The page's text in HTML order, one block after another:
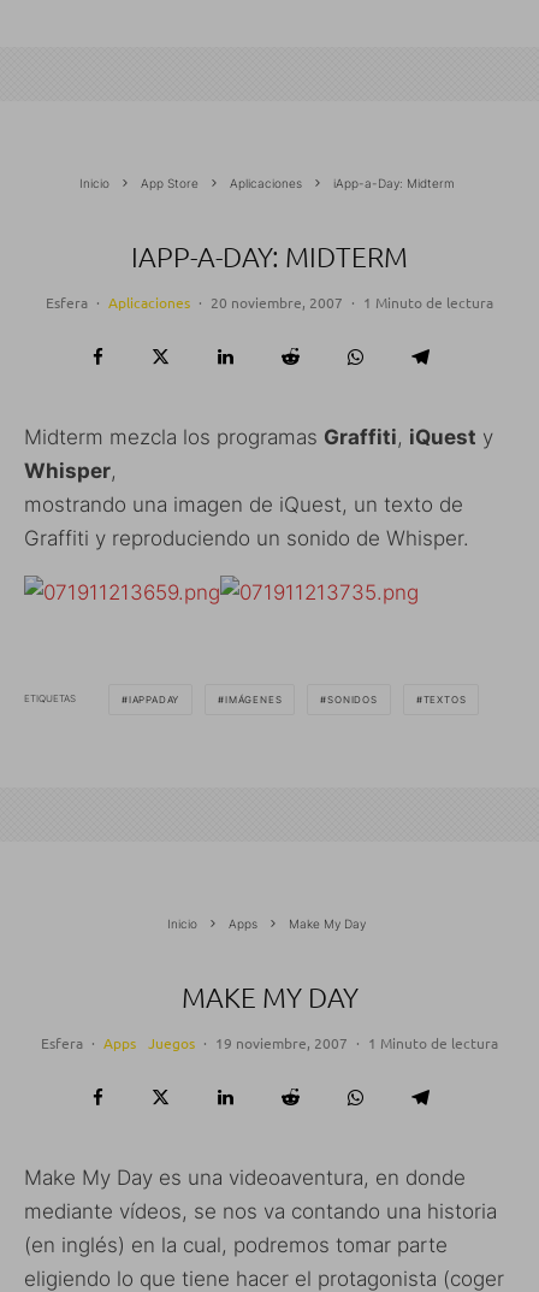
Inicio App Store Aplicaciones iApp-a-Day: Midterm
IAPP-A-DAY: MIDTERM
Esfera · Aplicaciones · 20 noviembre, 2007 · 1 Minuto de lectura
Midterm mezcla los programas Graffiti, iQuest y
Whisper,
mostrando una imagen de iQuest, un texto de
Graffiti y reproduciendo un sonido de Whisper.
ETIQUETAS IAPPADAY IMÁGENES SONIDOS TEXTOS
Inicio Apps Make My Day
MAKE MY DAY
Esfera · Apps Juegos · 19 noviembre, 2007 · 1 Minuto de lectura
Make My Day es una videoaventura, en donde
mediante vídeos, se nos va contando una historia
(en inglés) en la cual, podremos tomar parte
eligiendo lo que tiene hacer el protagonista (coger